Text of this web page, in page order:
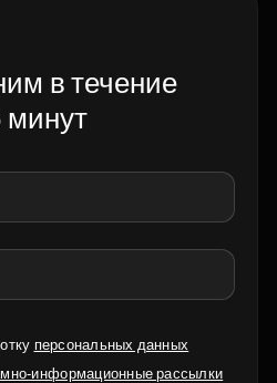
в течение
минут
персональных данных
информационные рассылки